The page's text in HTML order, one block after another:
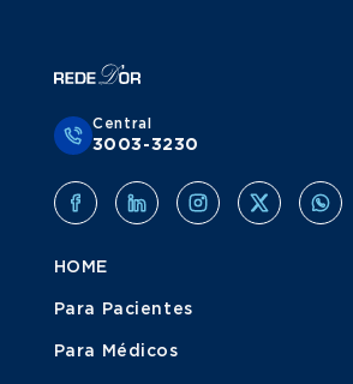
Central
3003-3230
HOME
Para Pacientes
Para Médicos